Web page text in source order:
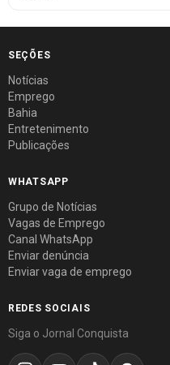
SEÇÕES
Notícias
Emprego
Bahia
Entretenimento
Publicações
WHATSAPP
Grupo de Notícias
Vagas de Emprego
Canal WhatsApp
Enviar denúncia
Enviar vaga de emprego
REDES SOCIAIS
Siga o Jornal Conquista